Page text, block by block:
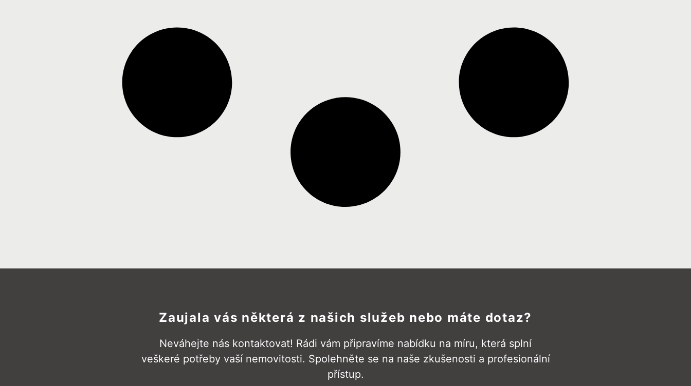
Zaujala vás některá z našich služeb nebo máte dotaz?
Neváhejte nás kontaktovat! Rádi vám připravíme nabídku na míru, která splní
veškeré potřeby vaší nemovitosti. Spolehněte se na naše zkušenosti a profesionální
přístup.